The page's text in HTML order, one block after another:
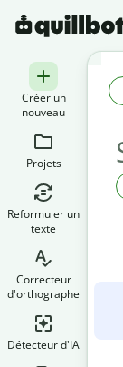
Créer un
nouveau
Projets
Reformuler un
texte
Correcteur
d'orthographe
Détecteur d'IA